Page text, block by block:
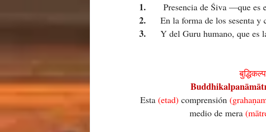
1. Presencia de Śiva —que
2. En la forma de los sesenta y
3. Y del Guru humano, que es
Esta (etad) comprensión
medio de mera